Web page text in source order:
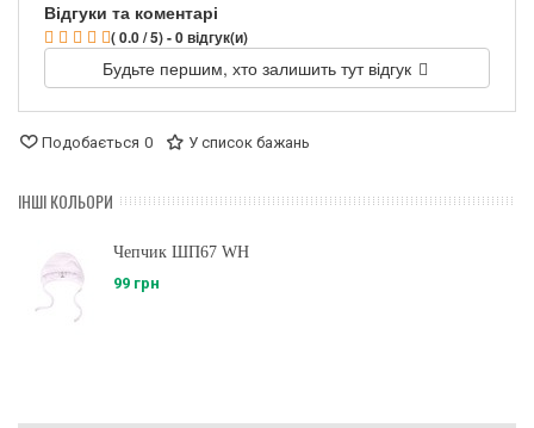
Відгуки та коментарі
( 0.0 / 5) - 0 відгук(и)
Будьте першим, хто залишить тут відгук
Подобається 0 У список бажань
ІНШІ КОЛЬОРИ
Чепчик ШП67 WH
99 грн